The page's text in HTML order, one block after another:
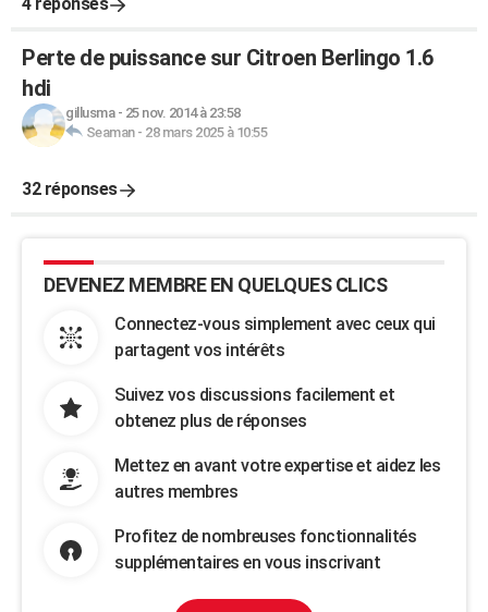
Perte de puissance sur Citroen Berlingo 1.6
hdi
gillusma- 25 nov. 2014 à 23:58
Seaman- 28 mars 2025 à 10:55
32 réponses
DEVENEZ MEMBRE EN QUELQUES CLICS
Connectez-vous simplement avec ceux qui
partagent vos intérêts
Suivez vos discussions facilement et
obtenez plus de réponses
Mettez en avant votre expertise et aidez les
autres membres
Profitez de nombreuses fonctionnalités
supplémentaires en vous inscrivant